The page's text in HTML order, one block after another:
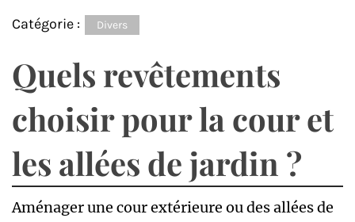
Catégorie : Divers
Quels revêtements
choisir pour la cour et
les allées de jardin ?
Aménager une cour extérieure ou des allées de